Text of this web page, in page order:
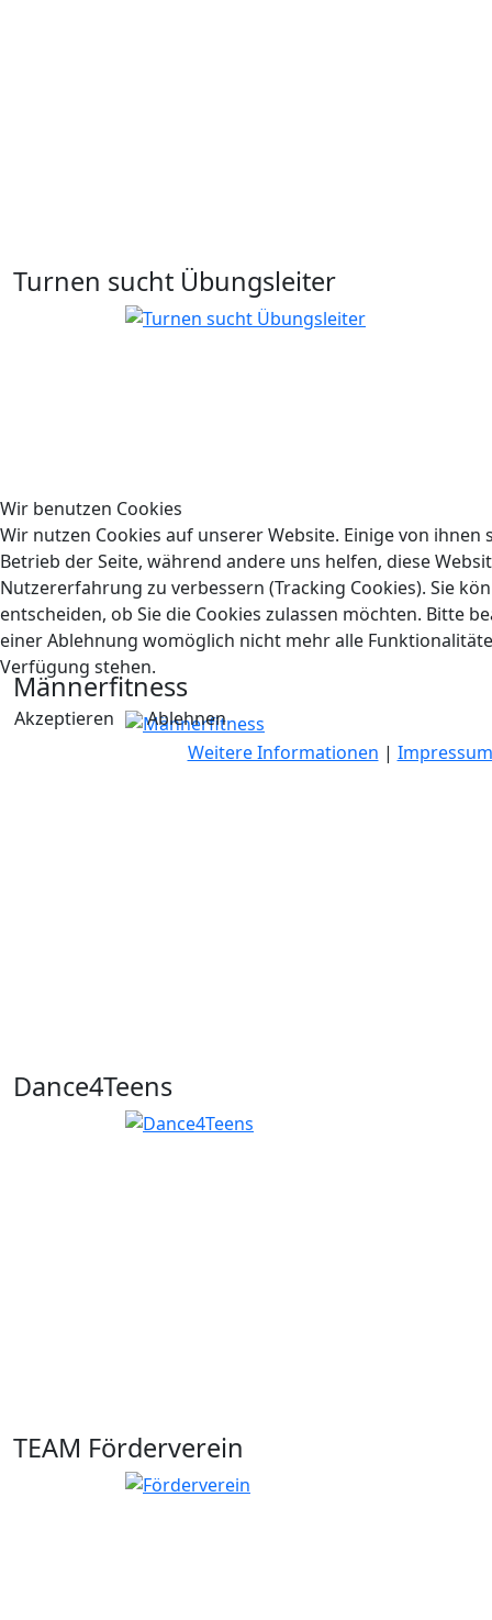
Turnen sucht Übungsleiter
Männerfitness
Dance4Teens
TEAM Förderverein
Wir benutzen Cookies
Wir nutzen Cookies auf unserer Website. Einige von ihnen
Betrieb der Seite, während andere uns helfen, diese
Nutzererfahrung zu verbessern (Tracking Cookies). Sie
entscheiden, ob Sie die Cookies zulassen möchten. Bitte
einer Ablehnung womöglich nicht mehr alle
Verfügung stehen.
Akzeptieren
Ablehnen
Weitere Informationen | Impressum